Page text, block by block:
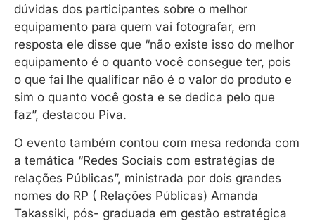
dúvidas dos participantes sobre o melhor
equipamento para quem vai fotografar, em
resposta ele disse que “não existe isso do melhor
equipamento é o quanto você consegue ter, pois
o que fai lhe qualificar não é o valor do produto e
sim o quanto você gosta e se dedica pelo que
faz”, destacou Piva.
O evento também contou com mesa redonda com
a temática “Redes Sociais com estratégias de
relações Públicas”, ministrada por dois grandes
nomes do RP ( Relações Públicas) Amanda
Takassiki, pós- graduada em gestão estratégica